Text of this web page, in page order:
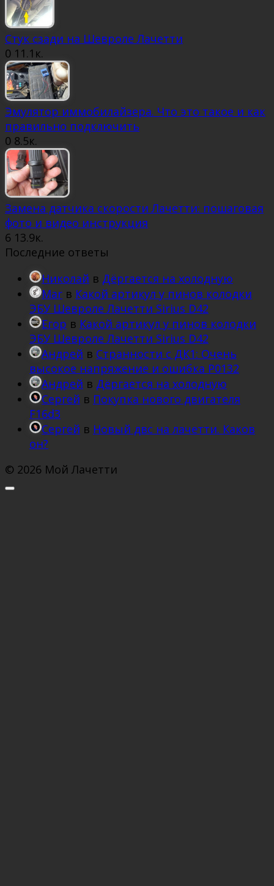
Стук сзади на Шевроле Лачетти
0 11.1к.
Эмулятор иммобилайзера. Что это такое и как
правильно подключить
0 8.5к.
Замена датчика скорости Лачетти: пошаговая
фото и видео инструкция
6 13.9к.
Последние ответы
Николай в Дёргается на холодную
Mar в Какой артикул у пинов колодки
ЭБУ Шевроле Лачетти Sirius D42
Егор в Какой артикул у пинов колодки
ЭБУ Шевроле Лачетти Sirius D42
Андрей в Странности с ДК1: Очень
высокое напряжение и ошибка Р0132
Андрей в Дёргается на холодную
Сергей в Покупка нового двигателя
F16d3
Сергей в Новый двс на лачетти. Каков
он?
© 2026 Мой Лачетти